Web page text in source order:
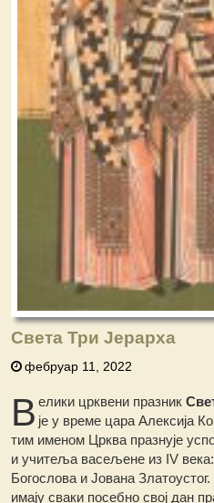
Света Три Јерарха
фебруар 11, 2022
В елики црквени празник
је у време цара Алексија
тим именом Црква празнује
и учитеља васељене из IV века:
Богослова и Јована
имају сваки посебно свој дан